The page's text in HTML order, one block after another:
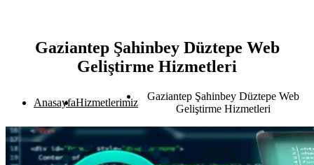
Gaziantep Şahinbey Düztepe Web
Geliştirme Hizmetleri
AnasayfaHizmetlerimiz
Gaziantep Şahinbey Düztepe Web
Geliştirme Hizmetleri